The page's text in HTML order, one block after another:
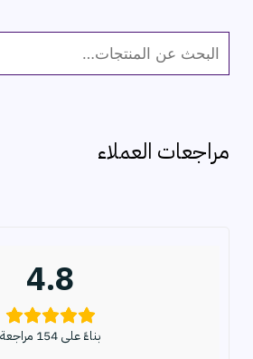
ل
ث
مراجعات العملاء
4.8
بناءً على 154 مراجعة